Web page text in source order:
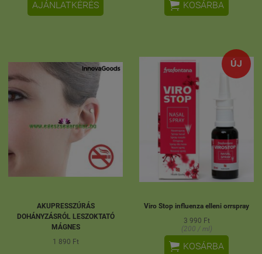
AJÁNLATKÉRÉS  KOSÁRBA
AKUPRESSZÚRÁS
DOHÁNYZÁSRÓL LESZOKTATÓ
MÁGNES
1 890 Ft
ÚJ
Viro Stop influenza elleni orrspray
3 990 Ft
(200 / ml)
 KOSÁRBA